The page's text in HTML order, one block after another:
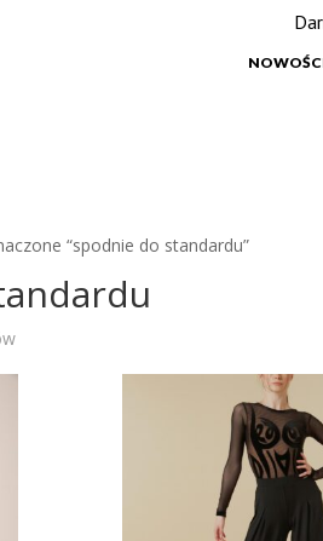
“spodnie do standardu”
Posortowane